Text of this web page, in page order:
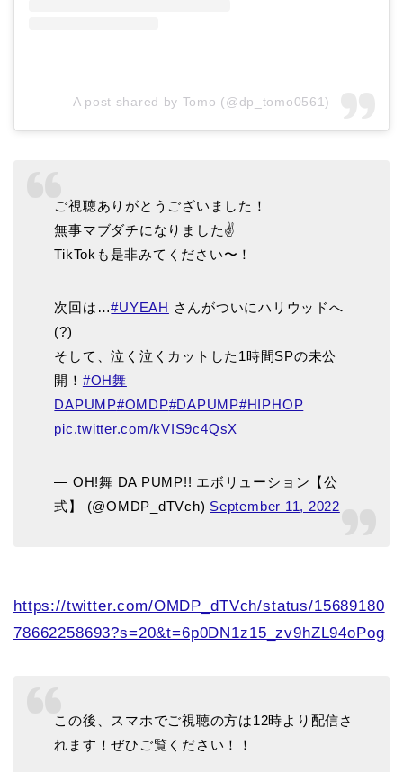
A post shared by Tomo (@dp_tomo0561)
ご視聴ありがとうございました！
無事マブダチになりました✌️
TikTokも是非みてください〜！
次回は…#UYEAH さんがついにハリウッドへ
(?)
そして、泣く泣くカットした1時間SPの未公
開！ #OH舞
DAPUMP#OMDP#DAPUMP#HIPHOP
pic.twitter.com/kVIS9c4QsX
— OH!舞 DA PUMP!! エボリューション【公
式】 (@OMDP_dTVch) September 11, 2022
https://twitter.com/OMDP_dTVch/status/15689180
78662258693?s=20&t=6p0DN1z15_zv9hZL94oPog
この後、スマホでご視聴の方は12時より配信さ
れます！ぜひご覧ください！！